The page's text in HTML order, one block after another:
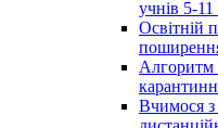
учнів 5-11
Освітній
Алгоритм
Вчимося з